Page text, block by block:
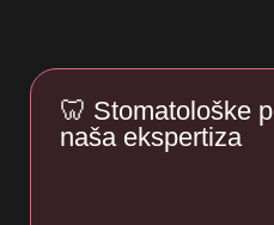
🦷 Stomatološke
naša ekspertiza